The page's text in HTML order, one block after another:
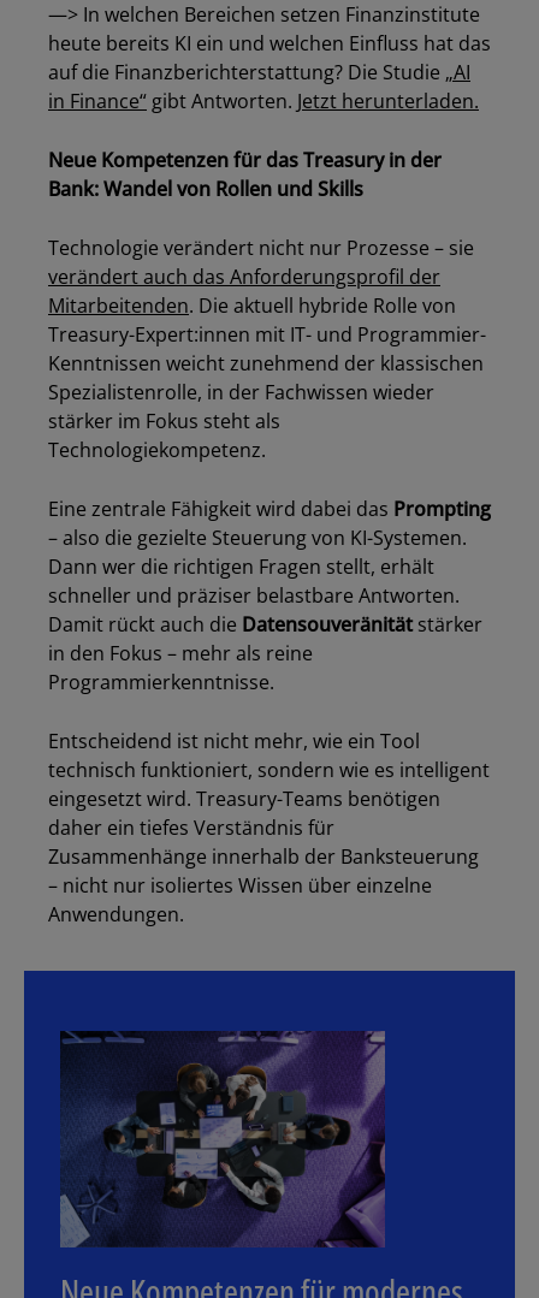
—> In welchen Bereichen setzen Finanzinstitute
heute bereits KI ein und welchen Einfluss hat das
auf die Finanzberichterstattung? Die Studie „AI
in Finance“ gibt Antworten. Jetzt herunterladen.
Neue Kompetenzen für das Treasury in der
Bank: Wandel von Rollen und Skills
Technologie verändert nicht nur Prozesse – sie
verändert auch das Anforderungsprofil der
Mitarbeitenden. Die aktuell hybride Rolle von
Treasury-Expert:innen mit IT- und Programmier-
Kenntnissen weicht zunehmend der klassischen
Spezialistenrolle, in der Fachwissen wieder
stärker im Fokus steht als
Technologiekompetenz.
Eine zentrale Fähigkeit wird dabei das Prompting
– also die gezielte Steuerung von KI-Systemen.
Dann wer die richtigen Fragen stellt, erhält
schneller und präziser belastbare Antworten.
Damit rückt auch die Datensouveränitätstärker
in den Fokus – mehr als reine
Programmierkenntnisse.
Entscheidend ist nicht mehr, wie ein Tool
technisch funktioniert, sondern wie es intelligent
eingesetzt wird. Treasury-Teams benötigen
daher ein tiefes Verständnis für
Zusammenhänge innerhalb der Banksteuerung
– nicht nur isoliertes Wissen über einzelne
Anwendungen.